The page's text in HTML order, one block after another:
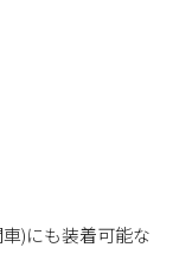
)にも装着可能な